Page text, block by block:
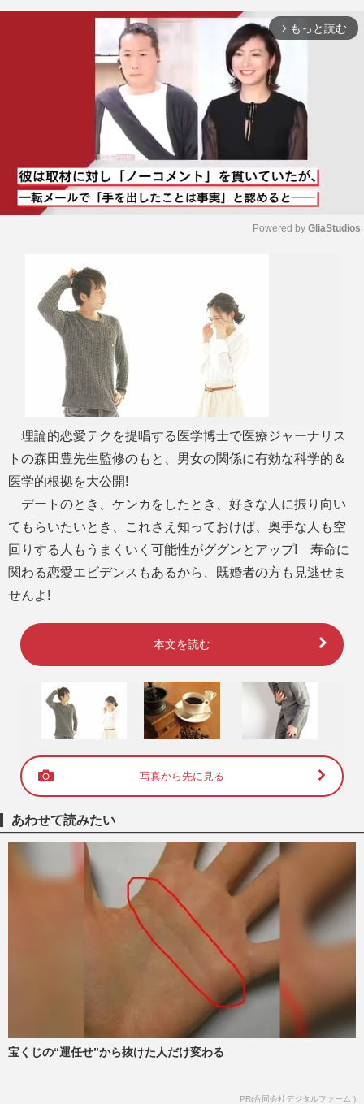
arrow_forward_ios もっと読む
Powered by GliaStudios
理論的恋愛テクを提唱する医学博士で医療ジャーナリス
トの森田豊先生監修のもと、男女の関係に有効な科学的＆
医学的根拠を大公開!
デートのとき、ケンカをしたとき、好きな人に振り向い
てもらいたいとき、これさえ知っておけば、奥手な人も空
回りする人もうまくいく可能性がググンとアップ! 寿命に
関わる恋愛エビデンスもあるから、既婚者の方も見逃せま
せんよ!
本文を読む
写真から先に見る
あわせて読みたい
宝くじの“運任せ”から抜けた人だけ変わる
PR(合同会社デジタルファーム )